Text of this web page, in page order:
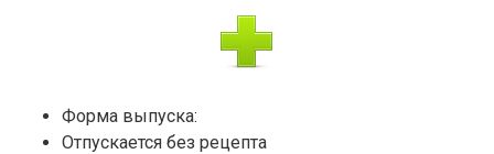
Форма выпуска:
Отпускается без рецепта